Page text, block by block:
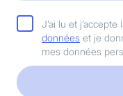
J’ai lu et j’accepte
données et je
mes données